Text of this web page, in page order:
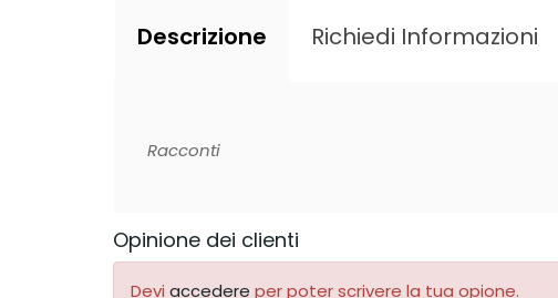
Descrizione Richiedi Informazioni
Racconti
Opinione dei clienti
Devi accedere per poter scrivere la tua opione.